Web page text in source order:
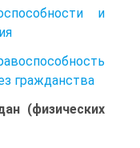
и
гражданства
(физических